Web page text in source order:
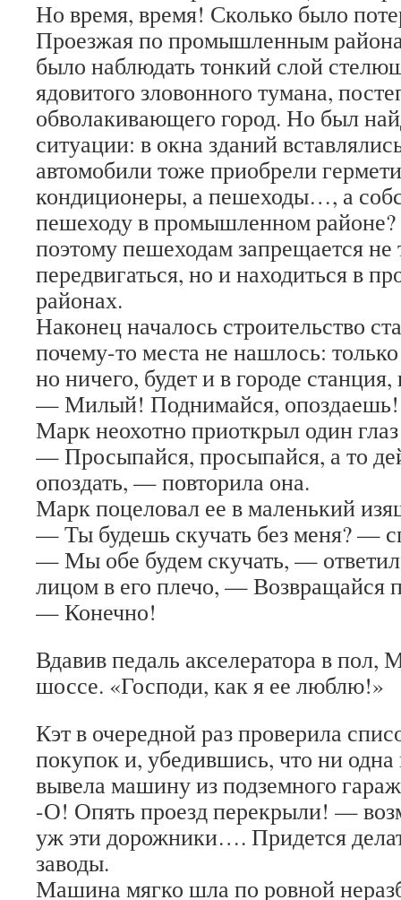
Но время, время! Сколько было
Проезжая по промышленным
было наблюдать тонкий слой
ядовитого зловонного тумана,
обволакивающего город. Но был
ситуации: в окна зданий
автомобили тоже приобрели
кондиционеры, а пешеходы…, а
пешеходу в промышленном
поэтому пешеходам запрещается не
передвигаться, но и находиться в
районах.
Наконец началось строительство
почему-то места не нашлось:
но ничего, будет и в городе
— Милый! Поднимайся, опоздаешь!
Марк неохотно приоткрыл один
— Просыпайся, просыпайся, а то
опоздать, — повторила она.
Марк поцеловал ее в маленький
— Ты будешь скучать без меня? —
— Мы обе будем скучать, —
лицом в его плечо, — Возвращайся
— Конечно!
Вдавив педаль акселератора в пол,
шоссе. «Господи, как я ее люблю!»
Кэт в очередной раз проверила
покупок и, убедившись, что ни
вывела машину из подземного
-О! Опять проезд перекрыли! —
уж эти дорожники…. Придется
заводы.
Машина мягко шла по ровной